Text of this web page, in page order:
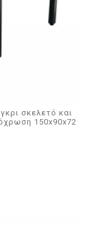
σκελετό και
150x90x72